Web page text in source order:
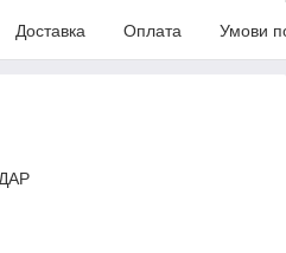
Доставка Оплата Умови